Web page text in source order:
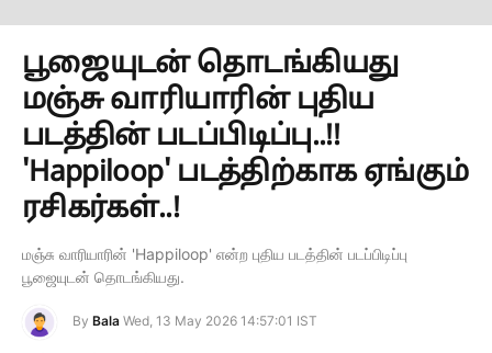
பூஜையுடன் தொடங்கியது
மஞ்சு வாரியாரின் புதிய
படத்தின் படப்பிடிப்பு..!!
'Happiloop' படத்திற்காக ஏங்கும்
ரசிகர்கள்..!
மஞ்சு வாரியாரின் 'Happiloop' என்ற புதிய படத்தின் படப்பிடிப்பு
பூஜையுடன் தொடங்கியது.
By Bala Wed, 13 May 2026 14:57:01 IST